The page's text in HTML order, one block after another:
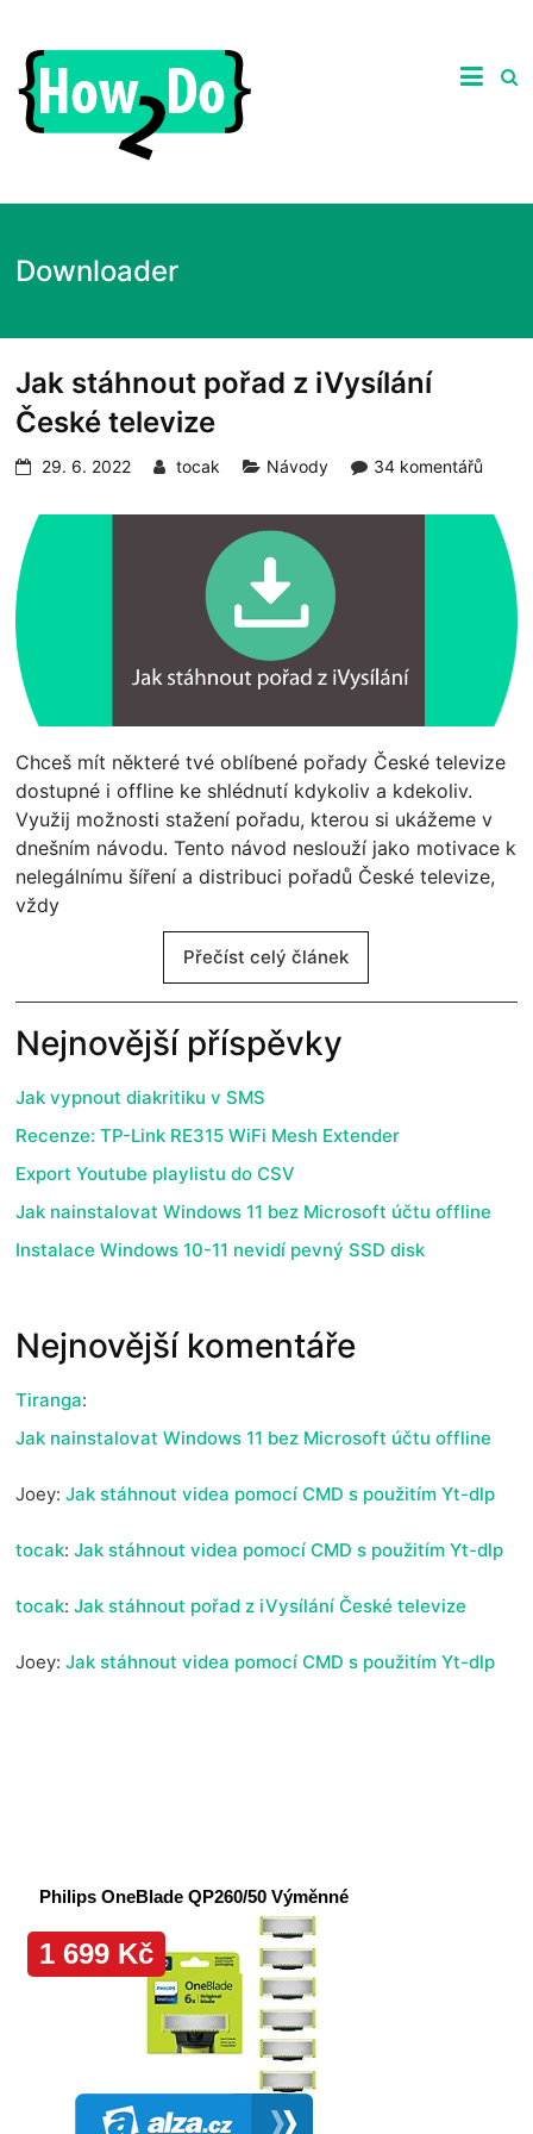
content
Praktické
tipy
zajímavých
produktů
na
ně.
Downloader
Jak stáhnout pořad z iVysílání
České televize
29. 6. 2022 tocak Návody 34 komentářů
Chceš mít některé tvé oblíbené pořady České televize
dostupné i offline ke shlédnutí kdykoliv a kdekoliv.
Využij možnosti stažení pořadu, kterou si ukážeme v
dnešním návodu. Tento návod neslouží jako motivace k
nelegálnímu šíření a distribuci pořadů České televize,
vždy
Přečíst celý článek
Nejnovější příspěvky
Jak vypnout diakritiku v SMS
Recenze: TP-Link RE315 WiFi Mesh Extender
Export Youtube playlistu do CSV
Jak nainstalovat Windows 11 bez Microsoft účtu offline
Instalace Windows 10-11 nevidí pevný SSD disk
Nejnovější komentáře
Tiranga:
Jak nainstalovat Windows 11 bez Microsoft účtu offline
Joey:Jak stáhnout videa pomocí CMD s použitím Yt-dlp
tocak:Jak stáhnout videa pomocí CMD s použitím Yt-dlp
tocak:Jak stáhnout pořad z iVysílání České televize
Joey:Jak stáhnout videa pomocí CMD s použitím Yt-dlp